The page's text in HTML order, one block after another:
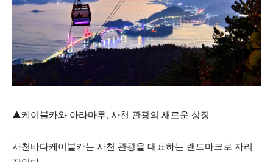
▲케이블카와 아라마루, 사천 관광의 새로운 상징
사천바다케이블카는 사천 관광을 대표하는 랜드마크로 자리